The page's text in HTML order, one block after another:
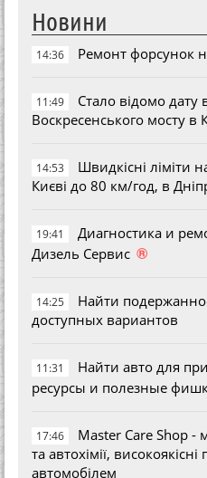
Новини
14:36 Ремонт форсунок
11:49
Стало відомо дату
Воскресенського мосту в
14:53
Швидкісні ліміти
Києві до 80 км/год, в
19:41
Диагностика и
Дизель Сервис ®
14:25
Найти
доступных вариантов
11:31
Найти авто для
ресурсы и полезные
17:46
Master Care Shop -
та автохімії,
автомобілем